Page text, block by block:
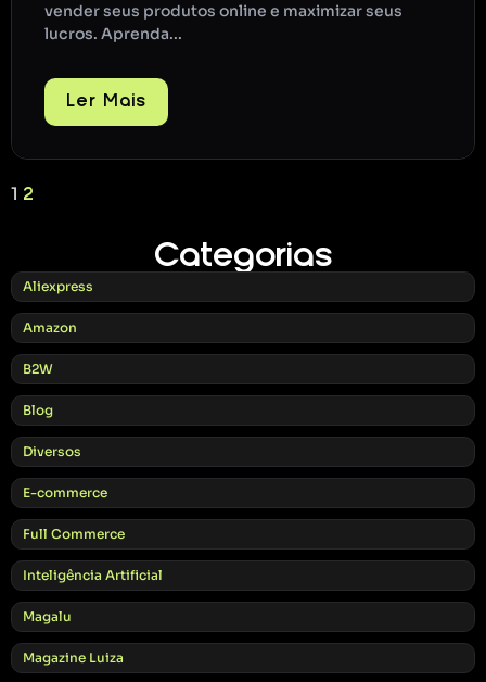
vender seus produtos online e maximizar seus
lucros. Aprenda...
Ler Mais
1 2
Categorias
Aliexpress
Amazon
B2W
Blog
Diversos
E-commerce
Full Commerce
Inteligência Artificial
Magalu
Magazine Luiza